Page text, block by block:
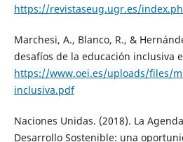
https://revistaseug.ugr.es/
Marchesi, A., Blanco, R., &
desafíos de la educación inclusiva
https://www.oei.es/uploads/files/
inclusiva.pdf
Naciones Unidas. (2018). La
Desarrollo Sostenible: una